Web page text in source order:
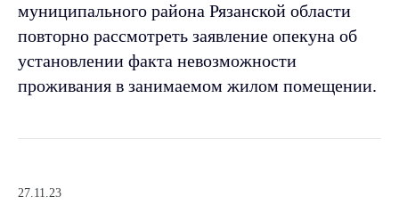
муниципального района Рязанской области
повторно рассмотреть заявление опекуна об
установлении факта невозможности
проживания в занимаемом жилом помещении.
27.11.23